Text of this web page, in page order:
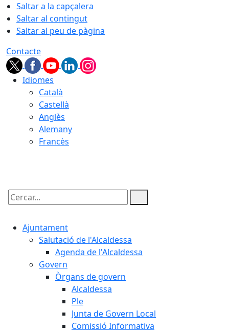
Saltar a la capçalera
Saltar al contingut
Saltar al peu de pàgina
Contacte
Idiomes
Català
Castellà
Anglès
Alemany
Francès
Cercar:
Ajuntament
Salutació de l'Alcaldessa
Agenda de l'Alcaldessa
Govern
Òrgans de govern
Alcaldessa
Ple
Junta de Govern Local
Comissió Informativa